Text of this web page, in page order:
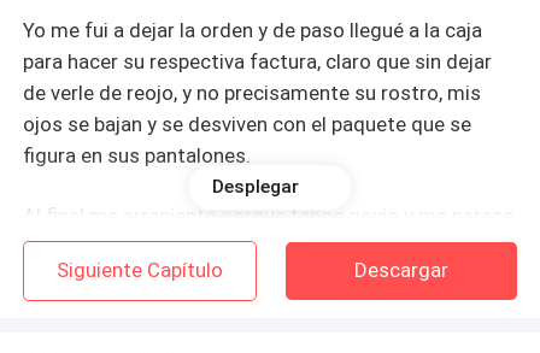
Yo me fui a dejar la orden y de paso llegué a la caja
para hacer su respectiva factura, claro que sin dejar
de verle de reojo, y no precisamente su rostro, mis
ojos se bajan y se desviven con el paquete que se
figura en sus pantalones.
Al final me arrepiento porque tengo novio y me parece
que lo estoy traicionando con mis pensamientos.
BASTIAN CANTORAL
Desplegar
Siguiente Capítulo Descargar